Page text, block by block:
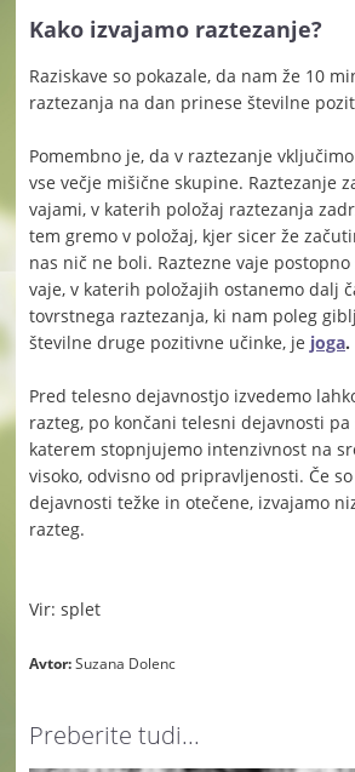
Kako izvajamo raztezanje?
Raziskave so pokazale, da nam že 10
raztezanja na dan prinese številne
Pomembno je, da v raztezanje
vse večje mišične skupine. Raztezanje
vajami, v katerih položaj raztezanja
tem gremo v položaj, kjer sicer že
nas nič ne boli. Raztezne vaje
vaje, v katerih položajih ostanemo dalj
tovrstnega raztezanja, ki nam poleg
številne druge pozitivne učinke, je joga.
Pred telesno dejavnostjo izvedemo
razteg, po končani telesni dejavnosti
katerem stopnjujemo intenzivnost na
visoko, odvisno od pripravljenosti. Če
dejavnosti težke in otečene, izvajamo
razteg.
Vir: splet
Avtor:Suzana Dolenc
Preberite tudi...